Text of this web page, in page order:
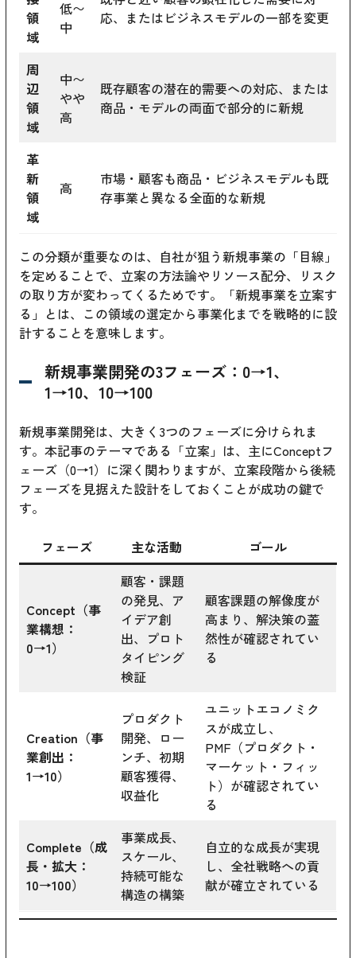
領
域
低〜
中
応、またはビジネスモデルの一部を変更
周
辺
領
域
中〜
やや
高
既存顧客の潜在的需要への対応、または
商品・モデルの両面で部分的に新規
革
新
領
域
高
市場・顧客も商品・ビジネスモデルも既
存事業と異なる全面的な新規
この分類が重要なのは、自社が狙う新規事業の「目線」
を定めることで、立案の方法論やリソース配分、リスク
の取り方が変わってくるためです。「新規事業を立案す
る」とは、この領域の選定から事業化までを戦略的に設
計することを意味します。
新規事業開発の3フェーズ：0→1、
1→10、10→100
新規事業開発は、大きく3つのフェーズに分けられま
す。本記事のテーマである「立案」は、主にConceptフ
ェーズ（0→1）に深く関わりますが、立案段階から後続
フェーズを見据えた設計をしておくことが成功の鍵で
す。
フェーズ 主な活動 ゴール
Concept（事
業構想：
0→1）
顧客・課題
の発見、ア
イデア創
出、プロト
タイピング
検証
顧客課題の解像度が
高まり、解決策の蓋
然性が確認されてい
る
Creation（事
業創出：
1→10）
プロダクト
開発、ロー
ンチ、初期
顧客獲得、
収益化
ユニットエコノミク
スが成立し、
PMF（プロダクト・
マーケット・フィッ
ト）が確認されてい
る
Complete（成
長・拡大：
10→100）
事業成長、
スケール、
持続可能な
構造の構築
自立的な成長が実現
し、全社戦略への貢
献が確立されている